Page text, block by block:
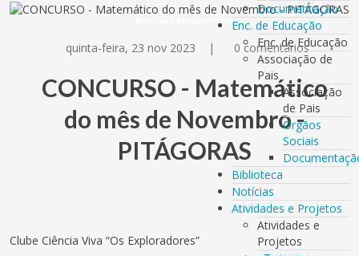
Documentação
Enc. de Educação
Enc. de Educação
Associação de
Pais
Associação
de Pais
Orgãos
Sociais
Biblioteca
Notícias
Atividades e Projetos
Atividades e
Projetos
Notícias Destaque Home
quinta-feira, 23 nov 2023 | 0 comentários
CONCURSO - Matemático
do mês de Novembro -
PITÁGORAS
Clube Ciência Viva “Os Exploradores”